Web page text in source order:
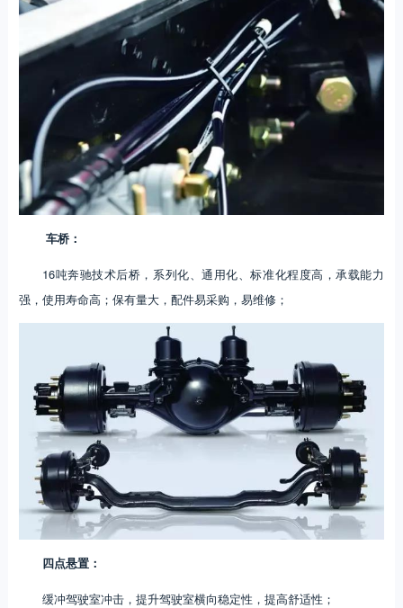
车桥：
16吨奔驰技术后桥，系列化、通用化、标准化程度高，承载能力
强，使用寿命高；保有量大，配件易采购，易维修；
四点悬置：
缓冲驾驶室冲击，提升驾驶室横向稳定性，提高舒适性；